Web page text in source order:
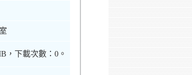
，下載次數：0。